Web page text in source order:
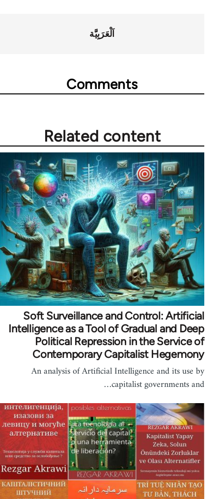
اَلْعَرَبِيَّة
Comments
Related content
Soft Surveillance and Control: Artificial
Intelligence as a Tool of Gradual and Deep
Political Repression in the Service of
Contemporary Capitalist Hegemony
An analysis of Artificial Intelligence and its use by
capitalist governments and…